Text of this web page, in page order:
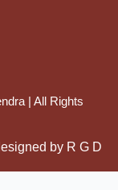
| All Rights
by R G D